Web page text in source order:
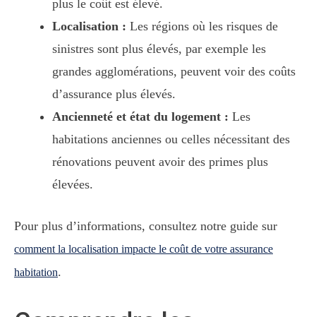
plus le coût est élevé.
Localisation : Les régions où les risques de
sinistres sont plus élevés, par exemple les
grandes agglomérations, peuvent voir des coûts
d’assurance plus élevés.
Ancienneté et état du logement : Les
habitations anciennes ou celles nécessitant des
rénovations peuvent avoir des primes plus
élevées.
Pour plus d’informations, consultez notre guide sur
comment la localisation impacte le coût de votre assurance
habitation.